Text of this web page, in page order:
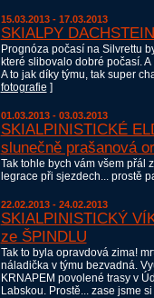
15.03.2013 - 17.03.2013
SKIALPY
Prognóza počasí na Silvrettu
které slibovalo dobré počasí.
A to jak díky týmu, tak super
fotografie ]
01.03.2013 - 03.03.2013
SKIALPINISTICKÉ
slunečně prašanová
Tak tohle bych vám všem přál
legrace při sjezdech... prostě
22.02.2013 - 24.02.2013
SKIALPINISTICKÝ
ze ŠPINDLU
Tak to byla opravdová zima!
náladička v týmu bezvadná.
KRNAPEM povolené trasy v
Labskou. Prostě... zase jsme